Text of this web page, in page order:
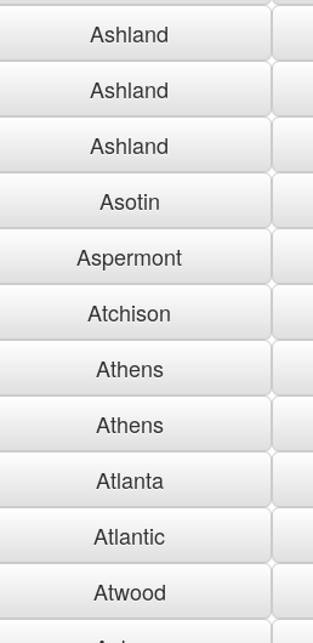
Ashland
Ashland
Ashland
Asotin
Aspermont
Atchison
Athens
Athens
Atlanta
Atlantic
Atwood